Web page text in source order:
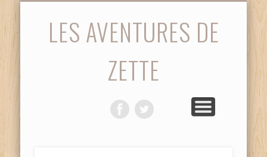
LES AVENTURES DE
ZETTE